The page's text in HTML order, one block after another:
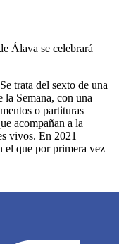
Álava se celebrará
trata del sexto de una
la Semana, con una
o partituras
acompañan a la
vivos. En 2021
el que por primera vez